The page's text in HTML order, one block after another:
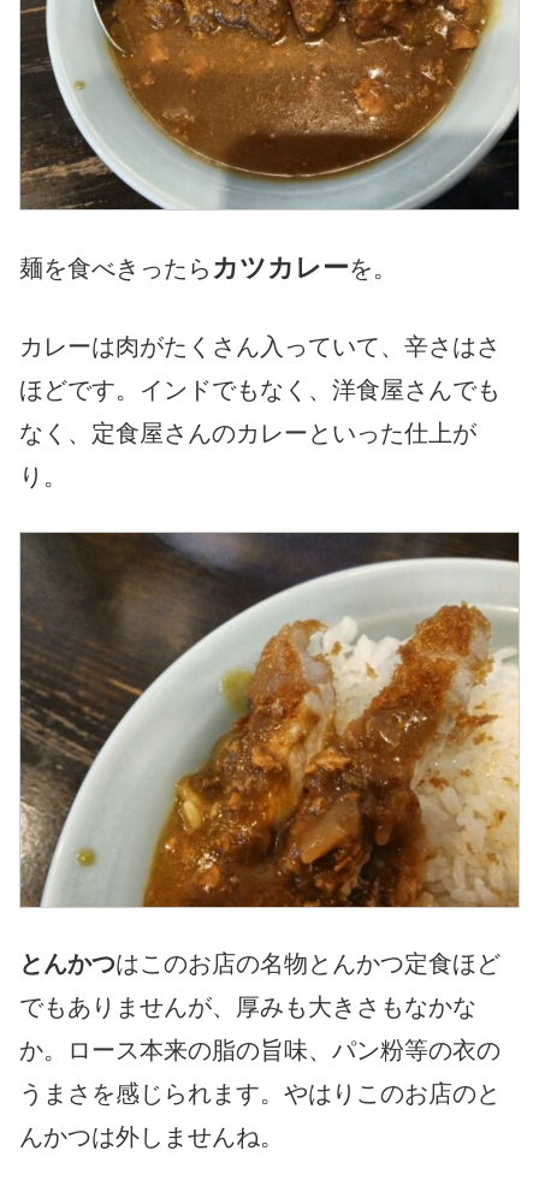
麺を食べきったら カツカレーを。
カレーは肉がたくさん入っていて、辛さはさ
ほどです。インドでもなく、洋食屋さんでも
なく、定食屋さんのカレーといった仕上が
り。
とんかつはこのお店の名物とんかつ定食ほど
でもありませんが、厚みも大きさもなかな
か。ロース本来の脂の旨味、パン粉等の衣の
うまさを感じられます。やはりこのお店のと
んかつは外しませんね。